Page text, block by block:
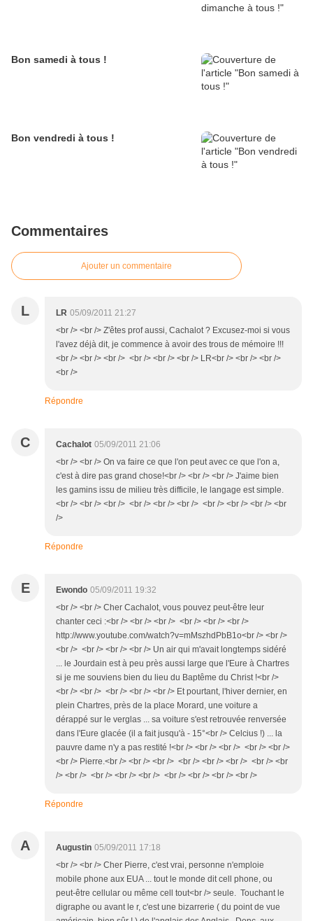
Bon samedi à tous !
Bon vendredi à tous !
Commentaires
Ajouter un commentaire
L LR 05/09/2011 21:27
<br /> <br /> Z'êtes prof aussi, Cachalot ? Excusez-moi si vous
l'avez déjà dit, je commence à avoir des trous de mémoire !!!
<br /> <br /> <br /> <br /> <br /> <br /> LR<br /> <br /> <br />
<br />
Répondre
C Cachalot 05/09/2011 21:06
<br /> <br /> On va faire ce que l'on peut avec ce que l'on a,
c'est à dire pas grand chose!<br /> <br /> <br /> J'aime bien
les gamins issu de milieu très difficile, le langage est simple.
<br /> <br /> <br /> <br /> <br /> <br /> <br /> <br /> <br /> <br
/>
Répondre
E Ewondo 05/09/2011 19:32
<br /> <br /> Cher Cachalot, vous pouvez peut-être leur
chanter ceci :<br /> <br /> <br /> <br /> <br /> <br />
http://www.youtube.com/watch?v=mMszhdPbB1o<br /> <br />
<br /> <br /> <br /> <br /> Un air qui m'avait longtemps sidéré
... le Jourdain est à peu près aussi large que l'Eure à Chartres
si je me souviens bien du lieu du Baptême du Christ !<br />
<br /> <br /> <br /> <br /> <br /> Et pourtant, l'hiver dernier, en
plein Chartres, près de la place Morard, une voiture a
dérappé sur le verglas ... sa voiture s'est retrouvée renversée
dans l'Eure glacée (il a fait jusqu'à - 15°<br /> Celcius !) ... la
pauvre dame n'y a pas restité !<br /> <br /> <br /> <br /> <br />
<br /> Pierre.<br /> <br /> <br /> <br /> <br /> <br /> <br /> <br
/> <br /> <br /> <br /> <br /> <br /> <br /> <br /> <br />
Répondre
A Augustin 05/09/2011 17:18
<br /> <br /> Cher Pierre, c'est vrai, personne n'emploie
mobile phone aux EUA ... tout le monde dit cell phone, ou
peut-être cellular ou même cell tout<br /> seule. Touchant le
digraphe ou avant le r, c'est une bizarrerie ( du point de vue